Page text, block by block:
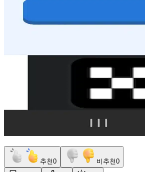
추천0 비추천0